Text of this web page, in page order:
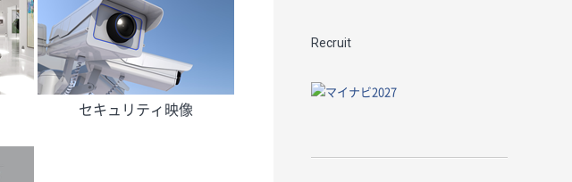
セキュリティ映像
Recruit